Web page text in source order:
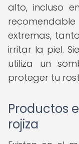
alto, incluso
extremas,
irritar la piel.
utiliza un
proteger tu
Productos
rojiza